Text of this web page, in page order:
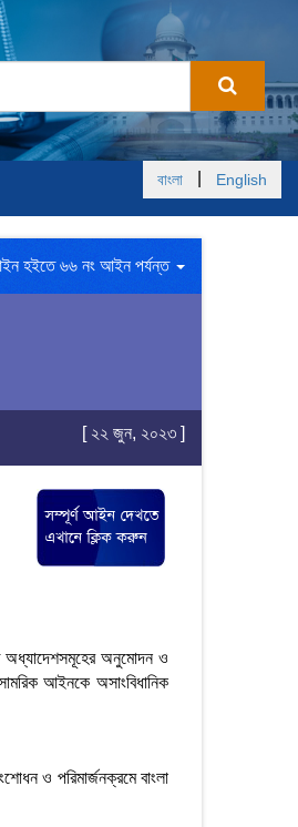
বাংলা English
হইতে ৬৬ নং আইন পর্যন্ত
[ ২২ জুন, ২০২৩ ]
অধ্যাদেশসমূহের অনুমোদন ও
আইনকে অসাংবিধানিক
ও পরিমার্জনক্রমে বাংলা